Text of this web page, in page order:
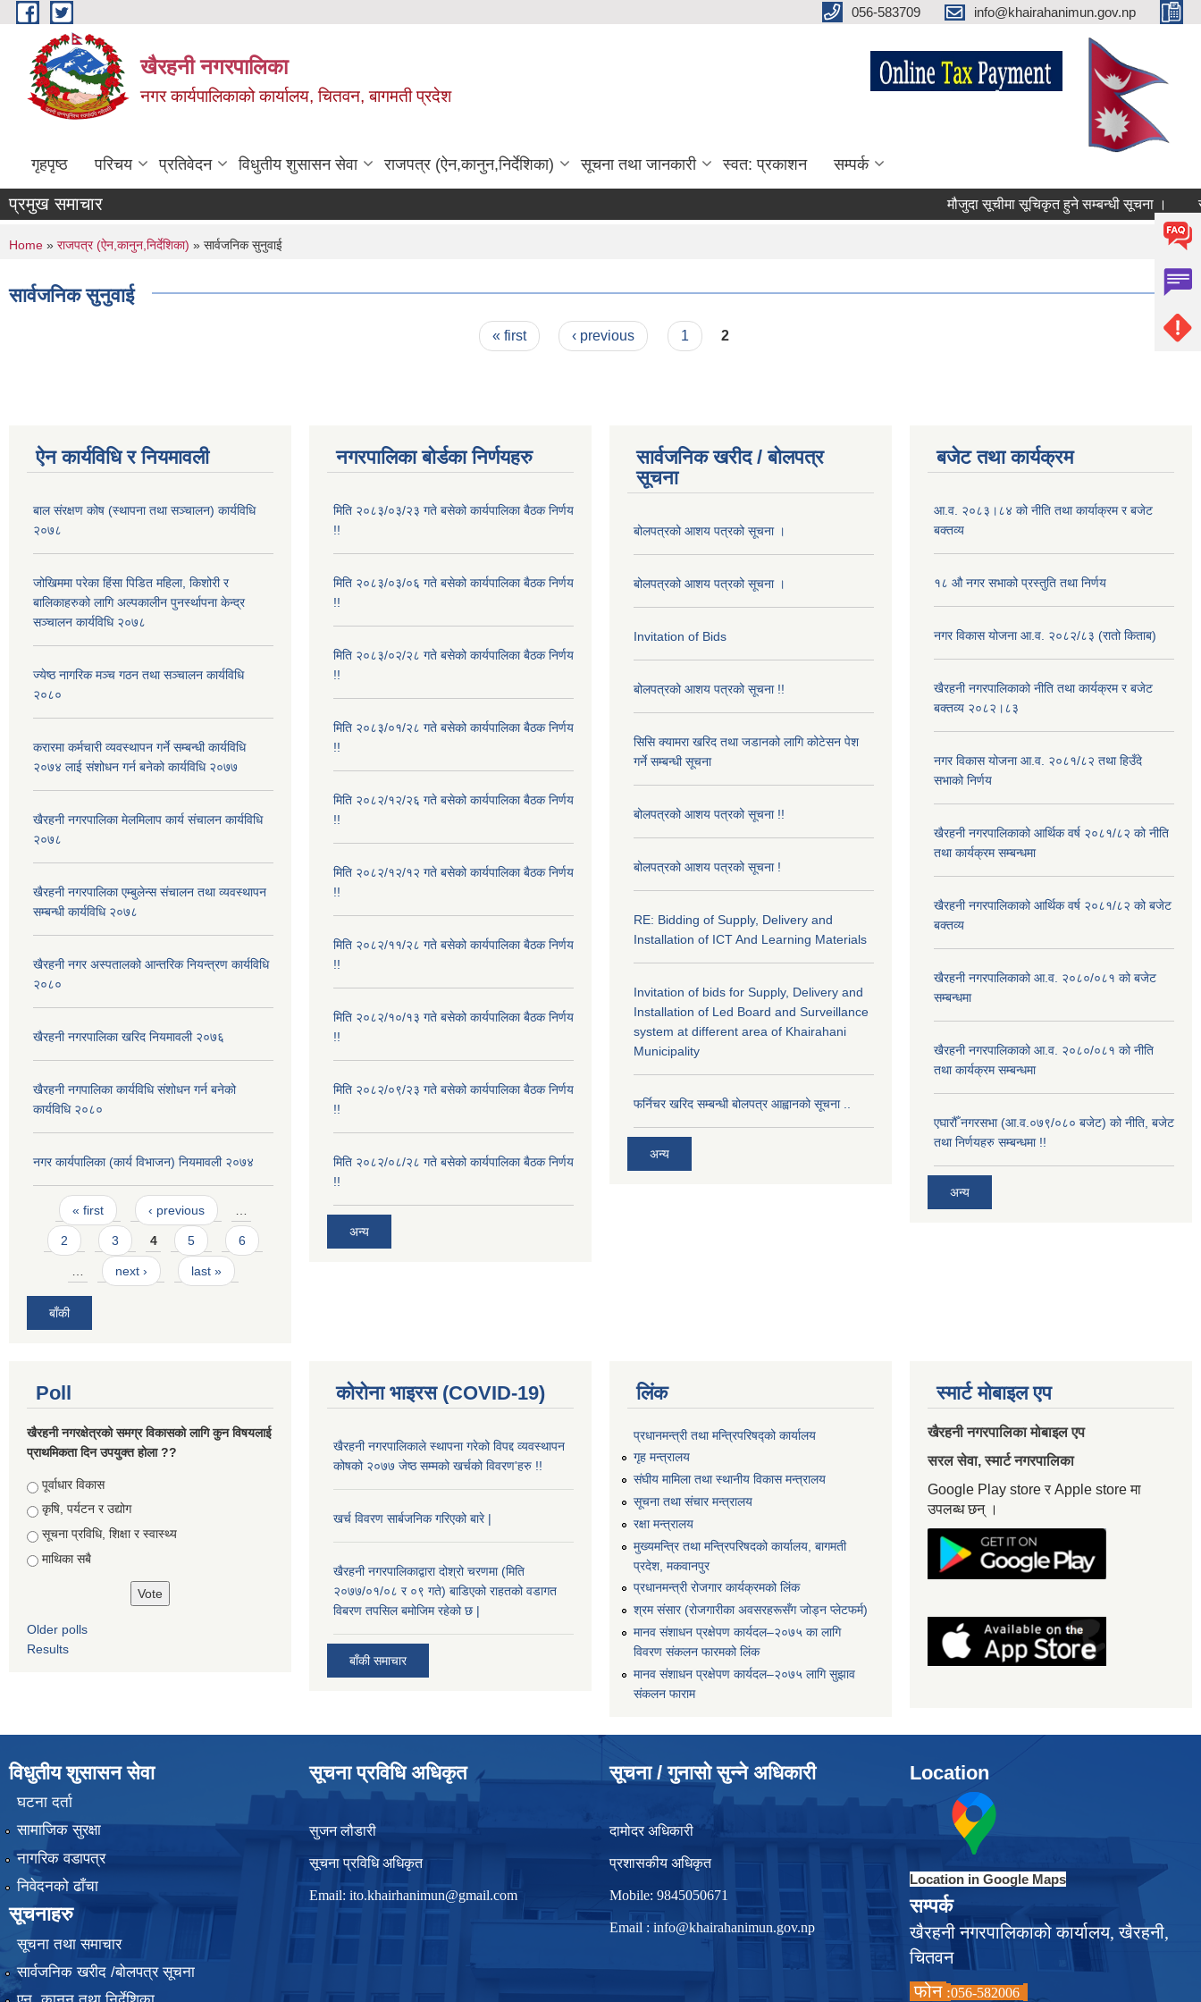
Skip to main content 056-583709 info@khairahanimun.gov.np
खैरहनी नगरपालिका
नगर कार्यपालिकाको कार्यालय, चितवन, बागमती प्रदेश
गृहपृष्ठ परिचय प्रतिवेदन विधुतीय शुसासन सेवा राजपत्र (ऐन,कानुन,निर्देशिका) सूचना तथा जानकारी स्वत: प्रकाशन सम्पर्क
प्रमुख समाचार मौजुदा सूचीमा सूचिकृत हुने सम्बन्धी सूचना ।
You are here
Home » राजपत्र (ऐन,कानुन,निर्देशिका) » सार्वजनिक सुनुवाई
सार्वजनिक सुनुवाई
« first ‹ previous 1 2
ऐन कार्यविधि र नियमावली
बाल संरक्षण कोष (स्थापना तथा सञ्चालन) कार्यविधि
२०७८
जोखिममा परेका हिंसा पिडित महिला, किशोरी र
बालिकाहरुको लागि अल्पकालीन पुनर्स्थापना केन्द्र
सञ्चालन कार्यविधि २०७८
ज्येष्ठ नागरिक मञ्च गठन तथा सञ्चालन कार्यविधि
२०८०
करारमा कर्मचारी व्यवस्थापन गर्ने सम्बन्धी कार्यविधि
२०७४ लाई संशोधन गर्न बनेको कार्यविधि २०७७
खैरहनी नगरपालिका मेलमिलाप कार्य संचालन कार्यविधि
२०७८
खैरहनी नगरपालिका एम्बुलेन्स संचालन तथा व्यवस्थापन
सम्बन्धी कार्यविधि २०७८
खैरहनी नगर अस्पतालको आन्तरिक नियन्त्रण कार्यविधि
२०८०
खैरहनी नगरपालिका खरिद नियमावली २०७६
खैरहनी नगपालिका कार्यविधि संशोधन गर्न बनेको
कार्यविधि २०८०
नगर कार्यपालिका (कार्य विभाजन) नियमावली २०७४
Pages
« first ‹ previous …
2 3 4 5 6
… next › last »
बाँकी
नगरपालिका बोर्डका निर्णयहरु
मिति २०८३/०३/२३ गते बसेको कार्यपालिका बैठक निर्णय
!!
मिति २०८३/०३/०६ गते बसेको कार्यपालिका बैठक निर्णय
!!
मिति २०८३/०२/२८ गते बसेको कार्यपालिका बैठक निर्णय
!!
मिति २०८३/०१/२८ गते बसेको कार्यपालिका बैठक निर्णय
!!
मिति २०८२/१२/२६ गते बसेको कार्यपालिका बैठक निर्णय
!!
मिति २०८२/१२/१२ गते बसेको कार्यपालिका बैठक निर्णय
!!
मिति २०८२/११/२८ गते बसेको कार्यपालिका बैठक निर्णय
!!
मिति २०८२/१०/१३ गते बसेको कार्यपालिका बैठक निर्णय
!!
मिति २०८२/०९/२३ गते बसेको कार्यपालिका बैठक निर्णय
!!
मिति २०८२/०८/२८ गते बसेको कार्यपालिका बैठक निर्णय
!!
अन्य
सार्वजनिक खरीद / बोलपत्र
सूचना
बोलपत्रको आशय पत्रको सूचना ।
बोलपत्रको आशय पत्रको सूचना ।
Invitation of Bids
बोलपत्रको आशय पत्रको सूचना !!
सिसि क्यामरा खरिद तथा जडानको लागि कोटेसन पेश
गर्ने सम्बन्धी सूचना
बोलपत्रको आशय पत्रको सूचना !!
बोलपत्रको आशय पत्रको सूचना !
RE: Bidding of Supply, Delivery and
Installation of ICT And Learning Materials
Invitation of bids for Supply, Delivery and
Installation of Led Board and Surveillance
system at different area of Khairahani
Municipality
फर्निचर खरिद सम्बन्धी बोलपत्र आह्वानको सूचना ..
अन्य
बजेट तथा कार्यक्रम
आ.व. २०८३।८४ को नीति तथा कार्याक्रम र बजेट
बक्तव्य
१८ औ नगर सभाको प्रस्तुति तथा निर्णय
नगर विकास योजना आ.व. २०८२/८३ (रातो किताब)
खैरहनी नगरपालिकाको नीति तथा कार्यक्रम र बजेट
बक्तव्य २०८२।८३
नगर विकास योजना आ.व. २०८१/८२ तथा हिउँदे
सभाको निर्णय
खैरहनी नगरपालिकाको आर्थिक वर्ष २०८१/८२ को नीति
तथा कार्यक्रम सम्बन्धमा
खैरहनी नगरपालिकाको आर्थिक वर्ष २०८१/८२ को बजेट
बक्तव्य
खैरहनी नगरपालिकाको आ.व. २०८०/०८१ को बजेट
सम्बन्धमा
खैरहनी नगरपालिकाको आ.व. २०८०/०८१ को नीति
तथा कार्यक्रम सम्बन्धमा
एघारौँ नगरसभा (आ.व.०७९/०८० बजेट) को नीति, बजेट
तथा निर्णयहरु सम्बन्धमा !!
अन्य
Poll
खैरहनी नगरक्षेत्रको समग्र विकासको लागि कुन विषयलाई
प्राथमिकता दिन उपयुक्त होला ??
Choices
पूर्वाधार विकास
कृषि, पर्यटन र उद्योग
सूचना प्रविधि, शिक्षा र स्वास्थ्य
माथिका सबै
Older polls
Results
कोरोना भाइरस (COVID-19)
खैरहनी नगरपालिकाले स्थापना गरेको विपद्द व्यवस्थापन
कोषको २०७७ जेष्ठ सम्मको खर्चको विवरण'हरु !!
खर्च विवरण सार्बजनिक गरिएको बारे |
खैरहनी नगरपालिकाद्वारा दोश्रो चरणमा (मिति
२०७७/०१/०८ र ०९ गते) बाडिएको राहतको वडागत
विबरण तपसिल बमोजिम रहेको छ |
बाँकी समाचार
लिंक
प्रधानमन्त्री तथा मन्त्रिपरिषद्को कार्यालय
गृह मन्त्रालय
संघीय मामिला तथा स्थानीय विकास मन्त्रालय
सूचना तथा संचार मन्त्रालय
रक्षा मन्त्रालय
मुख्यमन्त्रि तथा मन्त्रिपरिषदको कार्यालय, बागमती
प्रदेश, मकवानपुर
प्रधानमन्त्री रोजगार कार्यक्रमको लिंक
श्रम संसार (रोजगारीका अवसरहरूसँग जोड्न प्लेटफर्म)
मानव संशाधन प्रक्षेपण कार्यदल–२०७५ का लागि
विवरण संकलन फारमको लिंक
मानव संशाधन प्रक्षेपण कार्यदल–२०७५ लागि सुझाव
संकलन फाराम
स्मार्ट मोबाइल एप
खैरहनी नगरपालिका मोबाइल एप
सरल सेवा, स्मार्ट नगरपालिका
Google Play store र Apple store मा
उपलब्ध छन् ।
विधुतीय शुसासन सेवा
घटना दर्ता
सामाजिक सुरक्षा
नागरिक वडापत्र
निवेदनको ढाँचा
सूचनाहरु
सूचना तथा समाचार
सार्वजनिक खरीद /बोलपत्र सूचना
सूचना प्रविधि अधिकृत
सुजन लौडारी
सूचना प्रविधि अधिकृत
Email: ito.khairhanimun@gmail.com
सूचना / गुनासो सुन्ने अधिकारी
दामोदर अधिकारी
प्रशासकीय अधिकृत
Mobile: 9845050671
Email : info@khairahanimun.gov.np
Location
Location in Google Maps
सम्पर्क
खैरहनी नगरपालिकाको कार्यालय, खैरहनी,
चितवन
फोन :